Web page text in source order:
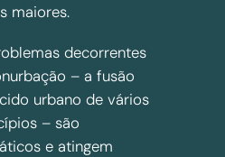
maiores.
decorrentes
– a fusão
urbano de vários
– são
e atingem